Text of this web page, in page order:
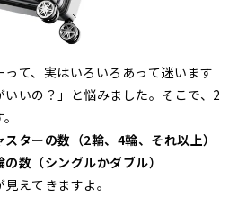
て、実はいろいろあって迷います
いの？」と悩みました。そこで、2
ターの数（2輪、4輪、それ以上）
数（シングルかダブル）
えてきますよ。